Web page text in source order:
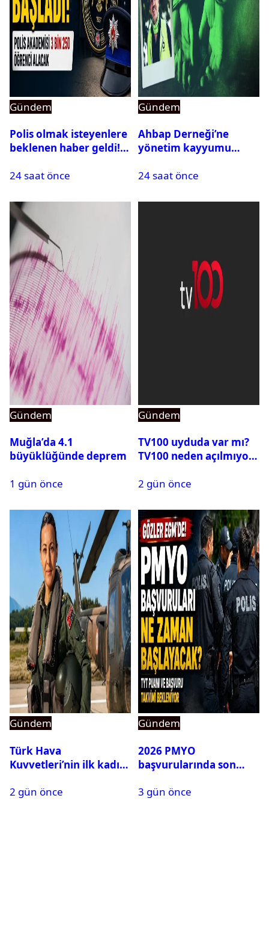
Gündem
Polis olmak isteyenlere
beklenen haber geldi!
24 saat önce
Gündem
Ahbap Derneği’ne
yönetim kayyumu
açıldı
24 saat önce
Gündem
Muğla’da 4.1
büyüklüğünde deprem
1 gün önce
Gündem
TV100 uyduda var mı?
TV100 neden açılmıyor?
2 gün önce
Gündem
Türk Hava
Kuvvetleri’nin ilk kadın
Karapınar hakkında
2 gün önce
Gündem
2026 PMYO
başvurularında son
3 gün önce